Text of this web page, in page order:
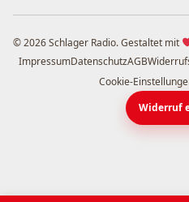
© 2026 Schlager Radio. Gestaltet mit
ImpressumDatenschutzAGB
Cookie-
Widerruf